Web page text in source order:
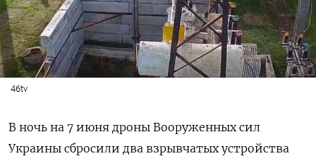
46tv
В ночь на 7 июня дроны Вооруженных сил
Украины сбросили два взрывчатых устройства